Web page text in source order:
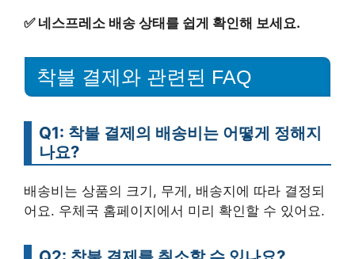
✅ 네스프레소 배송 상태를 쉽게 확인해 보세요.
착불 결제와 관련된 FAQ
Q1: 착불 결제의 배송비는 어떻게 정해지
나요?
배송비는 상품의 크기, 무게, 배송지에 따라 결정되
어요. 우체국 홈페이지에서 미리 확인할 수 있어요.